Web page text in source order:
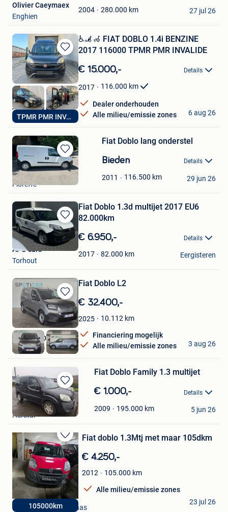
Favorieten2004 280.000 km
Olivier Caeymaex
Enghien
27 jul 26
Bewaren
in
Mijn
Favorieten
TPMR PMR INVALIDE
♿🦼🦽 FIAT DOBLO 1.4i BENZINE
2017 116000 TPMR PMR INVALIDE
€ 15.000,- Details
2017 116.000 km
Dealer onderhouden
Alle milieu/emissie zones
A2Z CARS BV
Hoboken
6 aug 26
Bewaren
in
Mijn
Favorieten
Fiat Doblo lang onderstel
Bieden Details
2011 116.500 km
MCRACING
Floreffe
29 jun 26
Bewaren
in
Mijn
Favorieten
Fiat Doblo 1.3d multijet 2017 EU6
82.000km
€ 6.950,- Details
2017 82.000 km
APO cars
Torhout
Eergisteren
Bewaren
in
Mijn
Favorieten
Fiat Doblo L2
€ 32.400,-
2025 10.112 km
Financiering mogelijk
Alle milieu/emissie zones
GARAGE DE LINDE
Aartselaar
3 aug 26
Bewaren
in
Mijn
Favorieten
Fiat Doblo Family 1.3 multijet
€ 1.000,- Details
2009 195.000 km
Anthony
Herstal
5 jun 26
Bewaren
in
Mijn
Favorieten
105000km
Fiat doblo 1.3Mtj met maar 105dkm
€ 4.250,-
2012 105.000 km
Alle milieu/emissie zones
D&F CARS
Mechelen-Aan-De-Maas
23 jul 26